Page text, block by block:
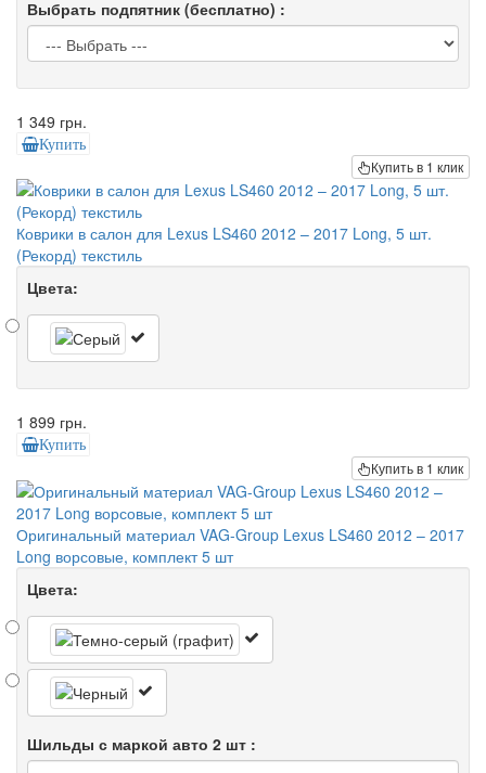
Выбрать подпятник (бесплатно) :
1 349 грн.
Купить
Купить в 1 клик
Коврики в салон для Lexus LS460 2012 – 2017 Long, 5 шт.
(Рекорд) текстиль
Цвета:
1 899 грн.
Купить
Купить в 1 клик
Оригинальный материал VAG-Group Lexus LS460 2012 – 2017
Long ворсовые, комплект 5 шт
Цвета:
Шильды с маркой авто 2 шт :